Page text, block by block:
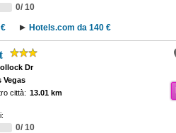
0/ 10
Hotels.com da 140 €
Dr
Vegas
città: 13.01 km
0/ 10